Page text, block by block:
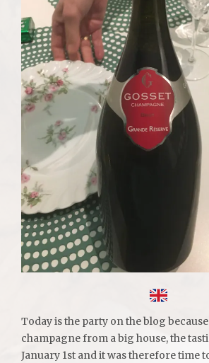
Today is the party on the blog
champagne from a big house, the
January 1st and it was therefore time